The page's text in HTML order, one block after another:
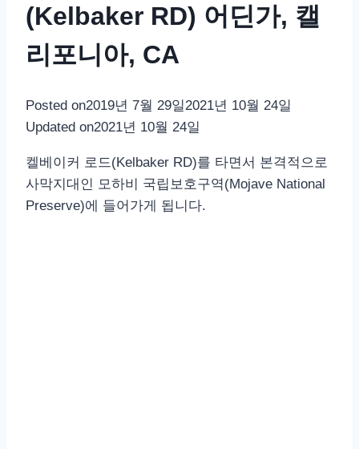
(Kelbaker RD) 어딘가, 캘
리포니아, CA
Posted on2019년 7월 29일2021년 10월 24일
Updated on2021년 10월 24일
켈베이커 로드(Kelbaker RD)를 타면서 본격적으로
사막지대인 모하비 국립보호구역(Mojave National
Preserve)에 들어가게 됩니다.